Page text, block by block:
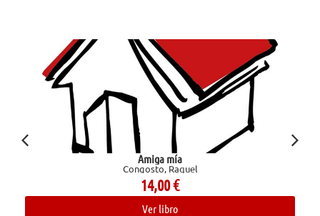
Amiga mía
Congosto, Raquel
14,00€
Ver libro